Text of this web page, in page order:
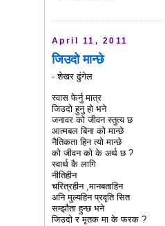
April 11, 2011
जिउदो मान्छे
- शेखर ढुंगेल
स्वास फेर्नु मात्र
जिउदो हुनु हो भने
जनावर को जीवन स्तुत्य छ
आत्मबल बिना को मान्छे
नैतिकता हिन त्यो मान्छे
को जीवन को के अर्थ छ ?
स्वार्थ कै लागि
नीतिहीन
चरित्रहीन ,मानबताहिन
अनि मुल्यहिन प्रवृति सित
सम्झौता हुन्छ भने
जिउदो र मृतक मा के फरक ?